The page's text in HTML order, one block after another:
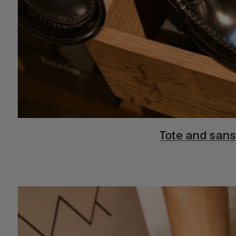
Tote and sans